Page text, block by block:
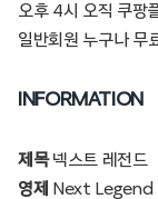
오후 4시 오직 쿠팡
일반회원 누구나 무
INFORMATION
제목넥스트 레전드
영제 Next Legend